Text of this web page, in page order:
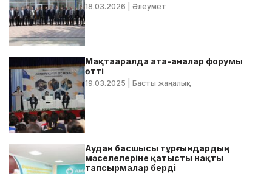
18.03.2026 | Әлеумет
Мақтааралда ата-аналар форумы
өтті
19.03.2025 | Басты жаңалық
Аудан басшысы тұрғындардың
мәселелеріне қатысты нақты
тапсырмалар берді